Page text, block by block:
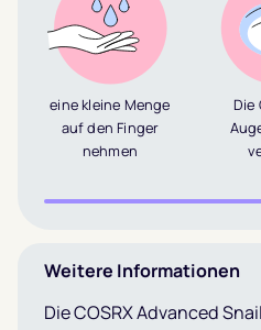
eine kleine Menge
auf den Finger
nehmen
Die
Weitere Informationen
Die COSRX Advanced